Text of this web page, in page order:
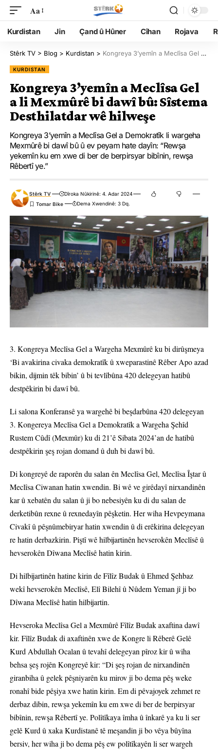
Aa
Kurdistan Jin Çand û Hûner Cîhan Rojava
Stêrk TV > Blog > Kurdistan > Kongreya 3’yemîn a Meclîsa Gel a li Mexmûrê bi dawî bû: Sîstema Desthilatdar wê hilweşe
KURDISTAN
Kongreya 3’yemîn a Meclîsa Gel
a li Mexmûrê bi dawî bû: Sîstema
Desthilatdar wê hilweşe
Kongreya 3’yemîn a Meclîsa Gel a Demokratîk li wargeha
Mexmûrê bi dawî bû û ev peyam hate dayîn: “Rewşa
yekemîn ku em xwe di ber de berpirsyar bibînin, rewşa
Rêbertî ye.”
Stêrk TV
Dîroka Nûkirinê: 4. Adar 2024
Dema Xwendinê: 3 Dq.
3. Kongreya Meclîsa Gel a Wargeha Mexmûrê ku bi dirûşmeya
‘Bi avakirina civaka demokratîk û xweparastinê Rêber Apo azad
bikin, dijmin têk bibin’ û bi tevlîbûna 420 delegeyan hatibû
destpêkirin bi dawî bû.
Li salona Konferansê ya wargehê bi beşdarbûna 420 delegeyan
3. Kongereya Meclîsa Gel a Demokratîk a Wargeha Şehîd
Rustem Cûdî (Mexmûr) ku di 21’ê Sibata 2024’an de hatibû
destpêkirin şeş rojan domand û duh bi dawî bû.
Di kongreyê de raporên du salan ên Meclîsa Gel, Meclîsa Îştar û
Meclîsa Ciwanan hatin xwendin. Bi wê ve girêdayî nirxandinên
kar û xebatên du salan û ji bo nebesiyên ku di du salan de
derketibûn rexne û rexnedayîn pêşketin. Her wiha Hevpeymana
Civakî û pêşnûmebiryar hatin xwendin û di erêkirina delegeyan
re hatin derbazkirin. Piştî wê hilbijartinên hevserokên Meclîsê û
hevserokên Dîwana Meclîsê hatin kirin.
Di hilbijartinên hatine kirin de Fîlîz Budak û Ehmed Şehbaz
wekî hevserokên Meclîsê, Elî Bilehî û Nûdem Yeman jî ji bo
Dîwana Meclîsê hatin hilbijartin.
Hevseroka Meclîsa Gel a Mexmûrê Fîlîz Budak axaftina dawî
kir. Fîlîz Budak di axaftinên xwe de Kongre li Rêberê Gelê
Kurd Abdullah Ocalan û tevahî delegeyan pîroz kir û wiha
behsa şeş rojên Kongreyê kir: “Di şeş rojan de nirxandinên
giranbiha û gelek pêşniyarên ku mirov ji bo dema pêş weke
ronahî bide pêşiya xwe hatin kirin. Em di pêvajoyek zehmet re
derbaz dibin, rewşa yekemîn ku em xwe di ber de berpirsyar
bibînin, rewşa Rêbertî ye. Polîtîkaya îmha û înkarê ya ku li ser
gelê Kurd û xaka Kurdistanê tê meşandin ji bo vêya bûyîna
bersiv, her wiha ji bo dema pêş ew polîtîkayên li ser wargeh